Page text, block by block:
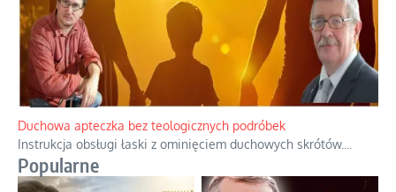
Duchowa apteczka bez teologicznych podróbek
Instrukcja obsługi łaski z ominięciem duchowych skrótów.
Popularne